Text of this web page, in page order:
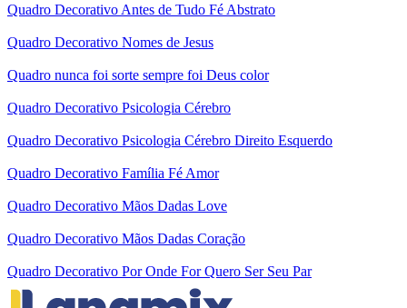
Quadro Decorativo Antes de Tudo Fé Abstrato
Quadro Decorativo Nomes de Jesus
Quadro nunca foi sorte sempre foi Deus color
Quadro Decorativo Psicologia Cérebro
Quadro Decorativo Psicologia Cérebro Direito Esquerdo
Quadro Decorativo Família Fé Amor
Quadro Decorativo Mãos Dadas Love
Quadro Decorativo Mãos Dadas Coração
Quadro Decorativo Por Onde For Quero Ser Seu Par